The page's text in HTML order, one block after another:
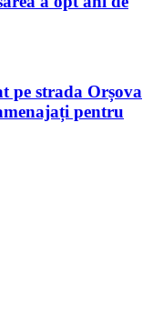
pe strada Orșova
pentru